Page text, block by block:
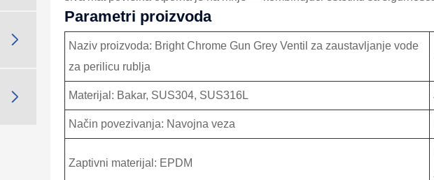


Parametri proizvoda
Naziv proizvoda: Bright Chrome Gun Grey Ventil za zaustavljanje vode
za perilicu rublja
Materijal: Bakar, SUS304, SUS316L
Način povezivanja: Navojna veza
Zaptivni materijal: EPDM